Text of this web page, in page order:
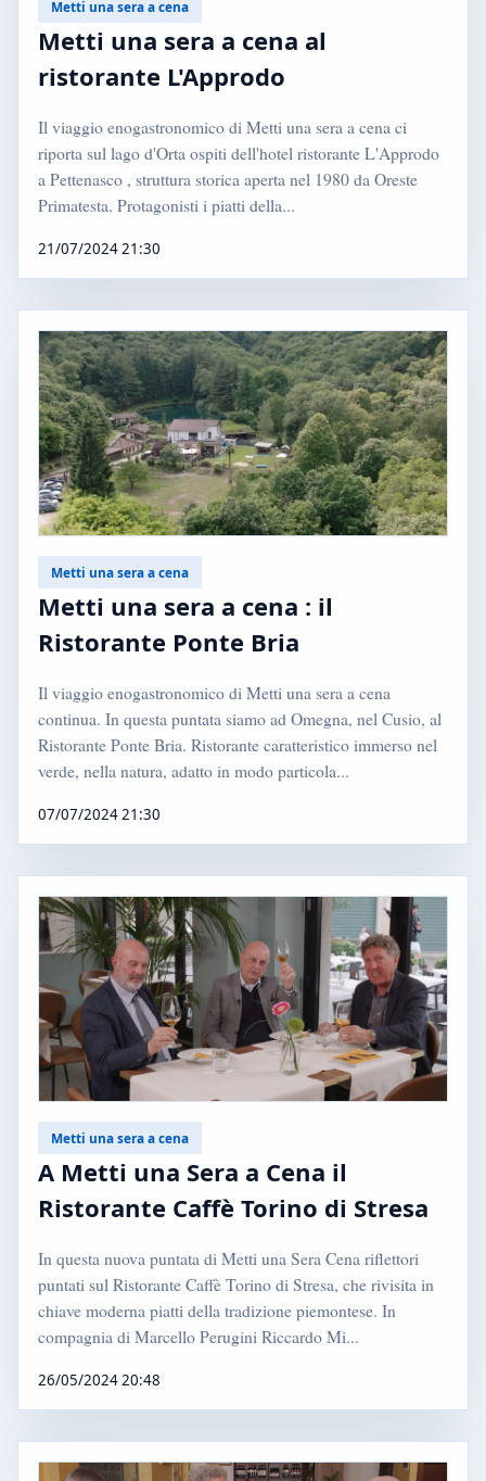
Metti una sera a cena
Metti una sera a cena al
ristorante L'Approdo
Il viaggio enogastronomico di Metti una sera a cena ci
riporta sul lago d'Orta ospiti dell'hotel ristorante L'Approdo
a Pettenasco , struttura storica aperta nel 1980 da Oreste
Primatesta. Protagonisti i piatti della...
21/07/2024 21:30
Metti una sera a cena
Metti una sera a cena : il
Ristorante Ponte Bria
Il viaggio enogastronomico di Metti una sera a cena
continua. In questa puntata siamo ad Omegna, nel Cusio, al
Ristorante Ponte Bria. Ristorante caratteristico immerso nel
verde, nella natura, adatto in modo particola...
07/07/2024 21:30
Metti una sera a cena
A Metti una Sera a Cena il
Ristorante Caffè Torino di Stresa
In questa nuova puntata di Metti una Sera Cena riflettori
puntati sul Ristorante Caffè Torino di Stresa, che rivisita in
chiave moderna piatti della tradizione piemontese. In
compagnia di Marcello Perugini Riccardo Mi...
26/05/2024 20:48